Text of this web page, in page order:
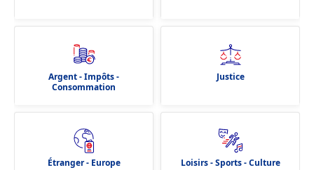
Argent - Impôts -
Consommation
Justice
Étranger - Europe Loisirs - Sports - Culture